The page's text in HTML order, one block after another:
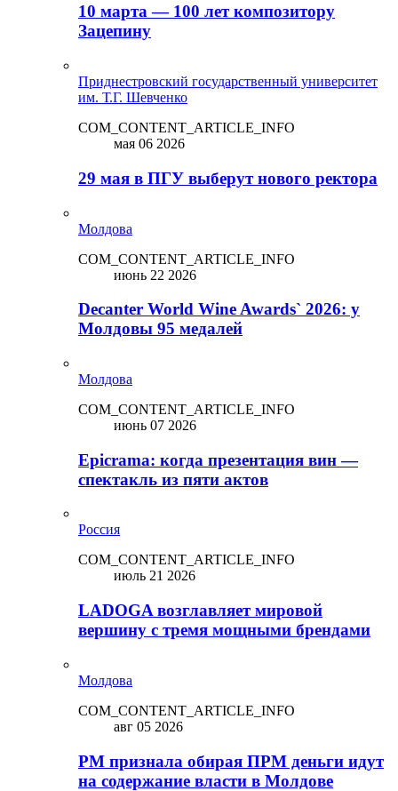
10 марта — 100 лет композитору
Зацепину
Приднестровский государственный университет
им. Т.Г. Шевченко
COM_CONTENT_ARTICLE_INFO
мая 06 2026
29 мая в ПГУ выберут нового ректора
Молдова
COM_CONTENT_ARTICLE_INFO
июнь 22 2026
Decanter World Wine Awards` 2026: у
Молдовы 95 медалей
Молдова
COM_CONTENT_ARTICLE_INFO
июнь 07 2026
Epicrama: когда презентация вин —
спектакль из пяти актов
Россия
COM_CONTENT_ARTICLE_INFO
июль 21 2026
LADOGA возглавляет мировой
вершину с тремя мощными брендами
Молдова
COM_CONTENT_ARTICLE_INFO
авг 05 2026
PM признала обирая ПРМ деньги идут
на содержание власти в Молдове